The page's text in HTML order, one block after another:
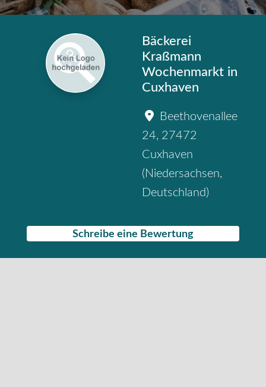
Bäckerei
Kraßmann
Wochenmarkt in
Cuxhaven
Beethovenallee
24, 27472
Cuxhaven
( Niedersachsen,
Deutschland)
Schreibe eine Bewertung